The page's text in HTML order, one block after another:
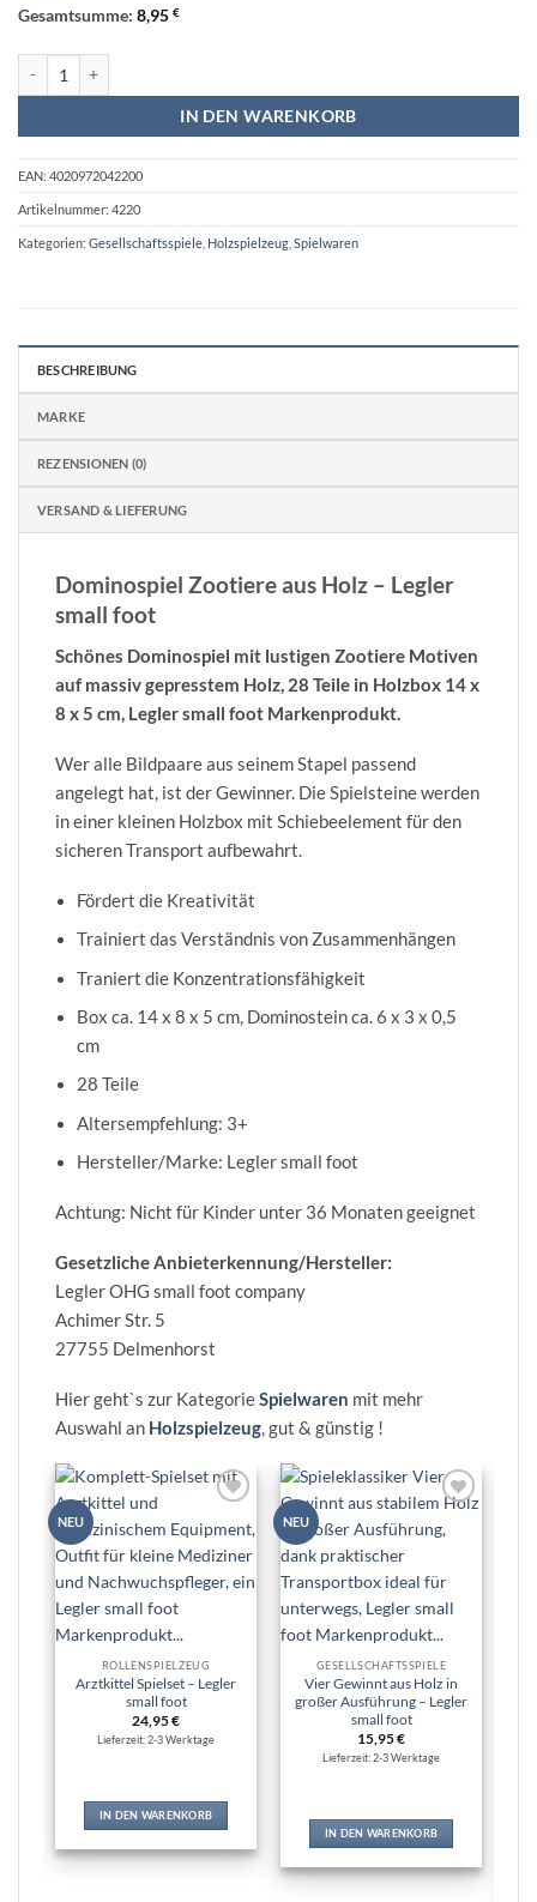
Gesamtsumme: 8,95 €
IN DEN WARENKORB
EAN: 4020972042200
Artikelnummer: 4220
Kategorien: Gesellschaftsspiele Holzspielzeug Spielwaren
BESCHREIBUNG
MARKE
REZENSIONEN (0)
VERSAND & LIEFERUNG
Dominospiel Zootiere aus Holz – Legler
small foot
Schönes Dominospiel mit lustigen Zootiere Motiven
auf massiv gepresstem Holz, 28 Teile in Holzbox 14 x
8 x 5 cm, Legler small foot Markenprodukt.
Wer alle Bildpaare aus seinem Stapel passend
angelegt hat, ist der Gewinner. Die Spielsteine werden
in einer kleinen Holzbox mit Schiebeelement für den
sicheren Transport aufbewahrt.
Fördert die Kreativität
Trainiert das Verständnis von Zusammenhängen
Traniert die Konzentrationsfähigkeit
Box ca. 14 x 8 x 5 cm, Dominostein ca. 6 x 3 x 0,5
cm
28 Teile
Altersempfehlung: 3+
Hersteller/Marke: Legler small foot
Achtung: Nicht für Kinder unter 36 Monaten geeignet
Gesetzliche Anbieterkennung/Hersteller:
Legler OHG small foot company
Achimer Str. 5
27755 Delmenhorst
Hier geht`s zur KategorieSpielwaren mit mehr
Auswahl an Holzspielzeug, gut & günstig !
NEU
Wunschliste
hinzufügen
ROLLENSPIELZEUG
Arztkittel Spielset – Legler
small foot
24,95€
Lieferzeit: 2-3 Werktage
IN DEN WARENKORB
NEU
Wunschliste
GESELLSCHAFTSSPIELE
Vier Gewinnt aus Holz in
großer Ausführung – Legler
small foot
15,95€
Lieferzeit: 2-3 Werktage
IN DEN WARENKORB